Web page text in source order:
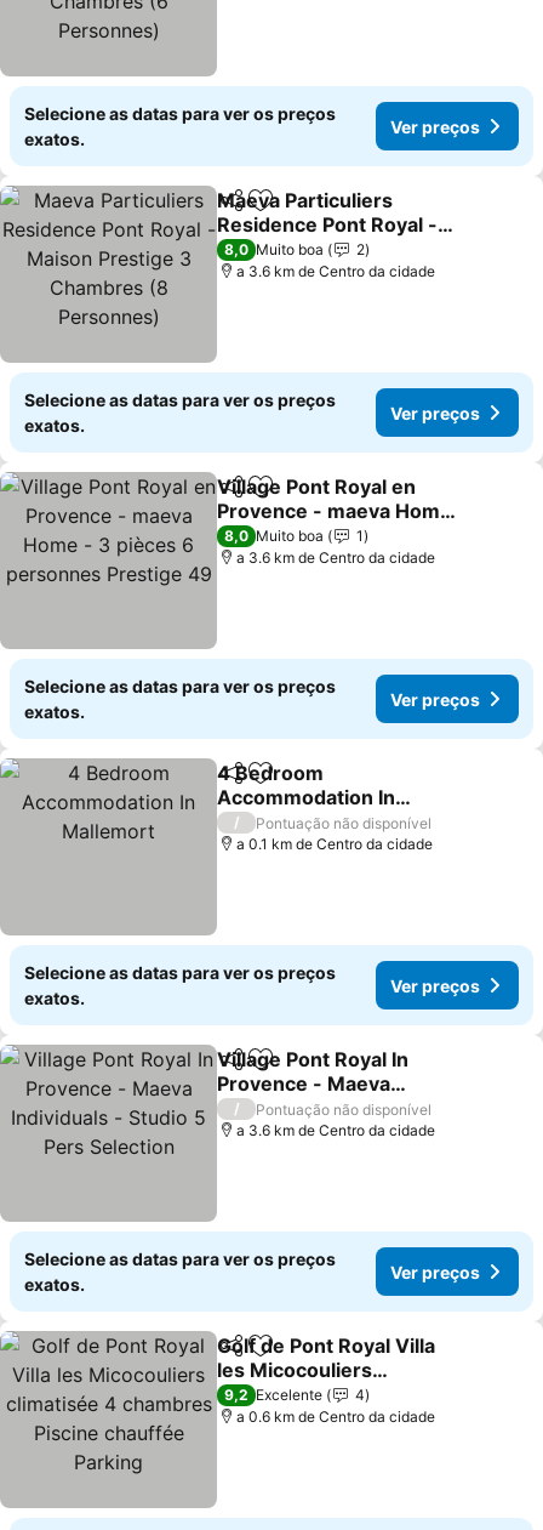
Selecione as datas para ver os preços
exatos.
Ver preços
PartilharAdicionar aos favoritos
Maeva Particuliers
Residence Pont Royal -
Maison Prestige 3
Chambres (8 Personnes)
Ver preços
8,0 Muito boa
2
a 3.6 km de Centro da cidade
Selecione as datas para ver os preços
exatos.
Ver preços
PartilharAdicionar aos favoritos
Village Pont Royal en
Provence - maeva Home
- 3 pièces 6 personnes
Prestige 49
Ver preços
8,0 Muito boa
1
a 3.6 km de Centro da cidade
Selecione as datas para ver os preços
exatos.
Ver preços
PartilharAdicionar aos favoritos
4 Bedroom
Accommodation In
Mallemort
Ver preços
/
Pontuação não disponível
a 0.1 km de Centro da cidade
Selecione as datas para ver os preços
exatos.
Ver preços
PartilharAdicionar aos favoritos
Village Pont Royal In
Provence - Maeva
Individuals - Studio 5 Pers
Selection
Ver preços
/
Pontuação não disponível
a 3.6 km de Centro da cidade
Selecione as datas para ver os preços
exatos.
Ver preços
PartilharAdicionar aos favoritos
Golf de Pont Royal Villa
les Micocouliers
climatisée 4 chambres
Piscine chauffée Parking
Ver preços
9,2 Excelente
4
a 0.6 km de Centro da cidade